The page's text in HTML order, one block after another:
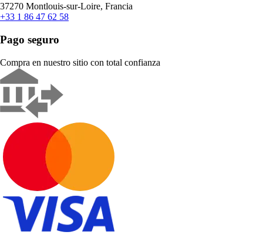
37270 Montlouis-sur-Loire, Francia
+33 1 86 47 62 58
Pago seguro
Compra en nuestro sitio con total confianza